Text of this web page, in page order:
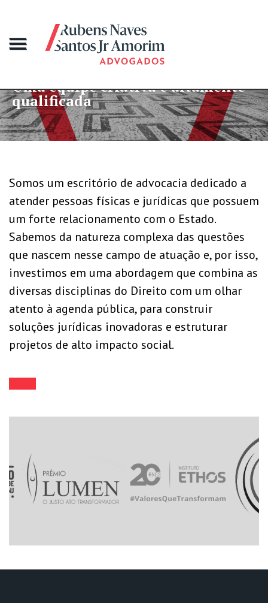
equipe criativa e altamente
Somos um escritório de advocacia dedicado a
atender pessoas físicas e jurídicas que possuem
um forte relacionamento com o Estado.
Sabemos da natureza complexa das questões
que nascem nesse campo de atuação e, por isso,
investimos em uma abordagem que combina as
diversas disciplinas do Direito com um olhar
atento à agenda pública, para construir
soluções jurídicas inovadoras e estruturar
projetos de alto impacto social.